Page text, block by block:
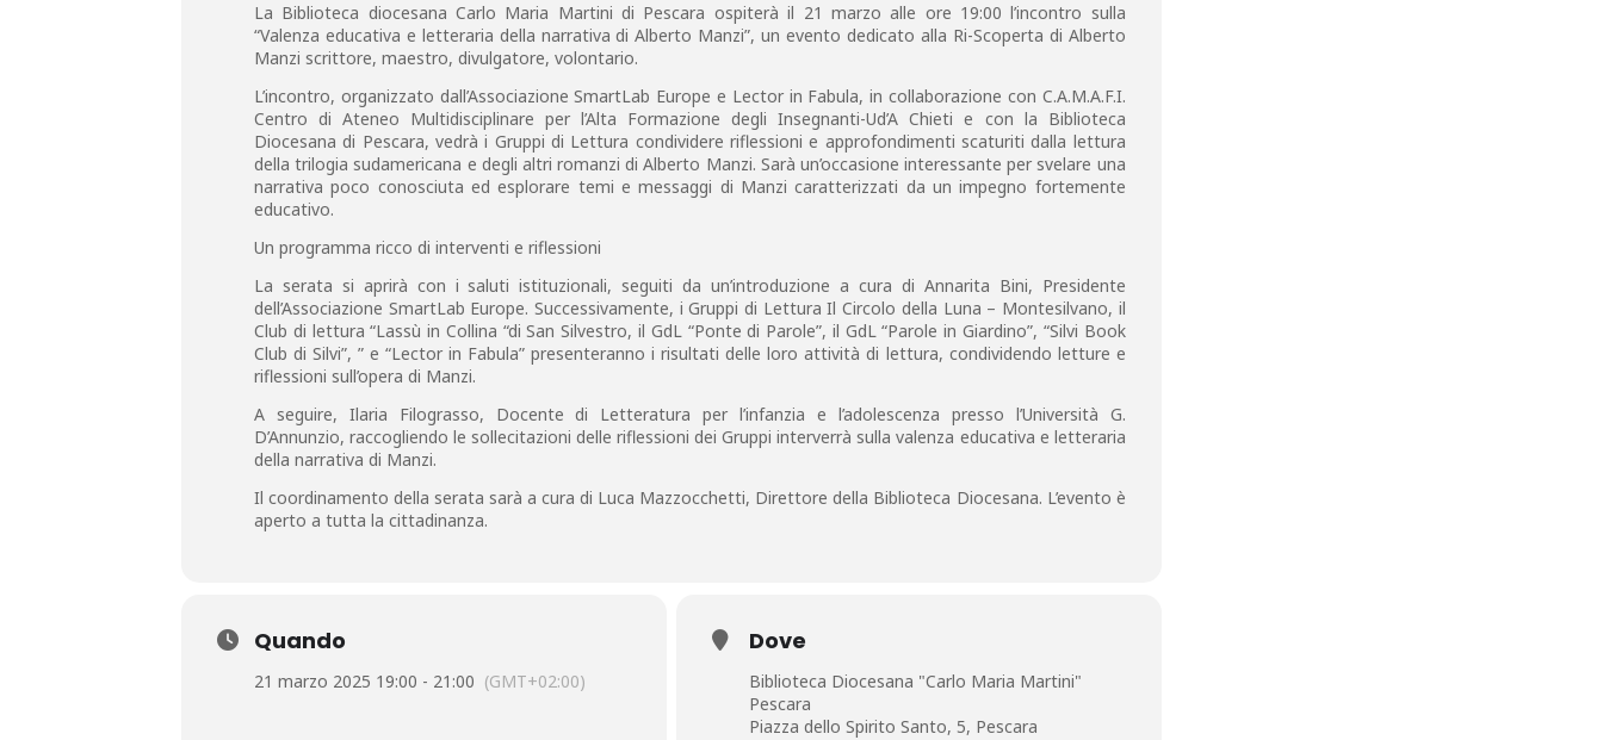
La Biblioteca diocesana Carlo Maria Martini di Pescara ospiterà il 21 marzo alle ore 19:00 l’incontro sulla
“Valenza educativa e letteraria della narrativa di Alberto Manzi”, un evento dedicato alla Ri-Scoperta di Alberto
Manzi scrittore, maestro, divulgatore, volontario.
L’incontro, organizzato dall’Associazione SmartLab Europe e Lector in Fabula, in collaborazione con C.A.M.A.F.I.
Centro di Ateneo Multidisciplinare per l’Alta Formazione degli Insegnanti-Ud’A Chieti e con la Biblioteca
Diocesana di Pescara, vedrà i Gruppi di Lettura condividere riflessioni e approfondimenti scaturiti dalla lettura
della trilogia sudamericana e degli altri romanzi di Alberto Manzi. Sarà un’occasione interessante per svelare una
narrativa poco conosciuta ed esplorare temi e messaggi di Manzi caratterizzati da un impegno fortemente
educativo.
Un programma ricco di interventi e riflessioni
La serata si aprirà con i saluti istituzionali, seguiti da un’introduzione a cura di Annarita Bini, Presidente
dell’Associazione SmartLab Europe. Successivamente, i Gruppi di Lettura Il Circolo della Luna – Montesilvano, il
Club di lettura “Lassù in Collina “di San Silvestro, il GdL “Ponte di Parole”, il GdL “Parole in Giardino”, “Silvi Book
Club di Silvi”, ” e “Lector in Fabula” presenteranno i risultati delle loro attività di lettura, condividendo letture e
riflessioni sull’opera di Manzi.
A seguire, Ilaria Filograsso, Docente di Letteratura per l’infanzia e l’adolescenza presso l’Università G.
D’Annunzio, raccogliendo le sollecitazioni delle riflessioni dei Gruppi interverrà sulla valenza educativa e letteraria
della narrativa di Manzi.
Il coordinamento della serata sarà a cura di Luca Mazzocchetti, Direttore della Biblioteca Diocesana. L’evento è
aperto a tutta la cittadinanza.
Quando
21 marzo 2025 19:00 - 21:00 (GMT+02:00)
Dove
Biblioteca Diocesana "Carlo Maria Martini"
Pescara
Piazza dello Spirito Santo, 5, Pescara